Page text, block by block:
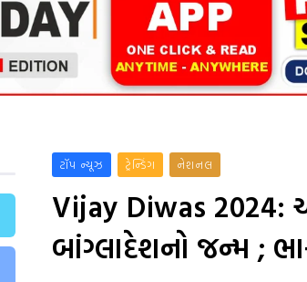
ટૉપ ન્યૂઝ ટ્રેન્ડિંગ નેશનલ
Vijay Diwas 2024:
બાંગ્લાદેશનો જન્મ ;